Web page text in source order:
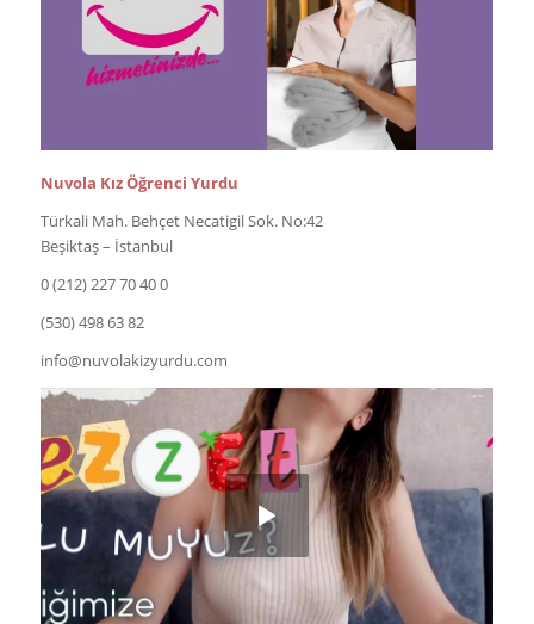
Nuvola Kız Öğrenci Yurdu
Türkali Mah. Behçet Necatigil Sok. No:42
Beşiktaş – İstanbul
0 (212) 227 70 40 0
(530) 498 63 82
info@nuvolakizyurdu.com